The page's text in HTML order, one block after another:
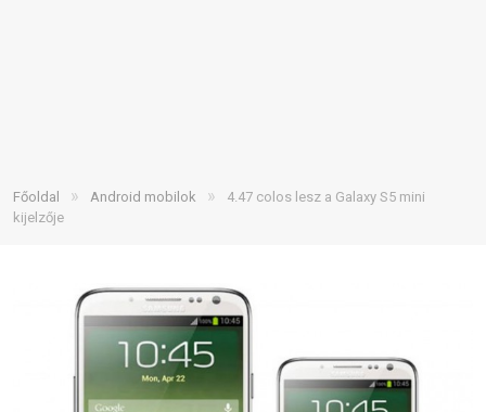
Főoldal » Android mobilok »
4.47 colos lesz a Galaxy S5 mini
kijelzője